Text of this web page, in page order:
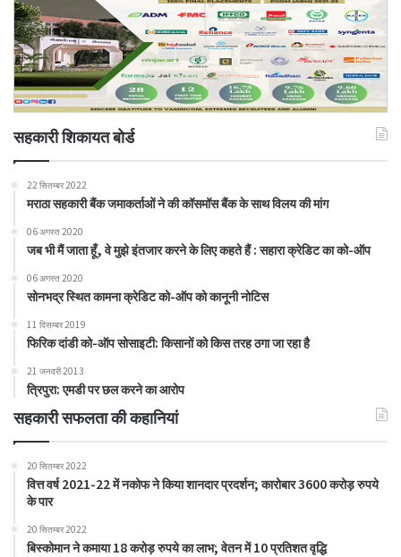
सहकारी शिकायत बोर्ड
22 सितम्बर 2022
मराठा सहकारी बैंक जमाकर्ताओं ने की कॉसमॉस बैंक के साथ विलय की मांग
06 अगस्त 2020
जब भी मैं जाता हूँ, वे मुझे इंतजार करने के लिए कहते हैं : सहारा क्रेडिट का को-ऑप
06 अगस्त 2020
सोनभद्र स्थित कामना क्रेडिट को-ऑप को कानूनी नोटिस
11 दिसम्बर 2019
फिरिक दांडी को-ऑप सोसाइटी: किसानों को किस तरह ठगा जा रहा है
21 जनवरी 2013
त्रिपुरा: एमडी पर छल करने का आरोप
सहकारी सफलता की कहानियां
20 सितम्बर 2022
वित्त वर्ष 2021-22 में नकोफ ने किया शानदार प्रदर्शन; कारोबार 3600 करोड़ रुपये
के पार
20 सितम्बर 2022
बिस्कोमान ने कमाया 18 करोड़ रुपये का लाभ; वेतन में 10 प्रतिशत वृद्धि